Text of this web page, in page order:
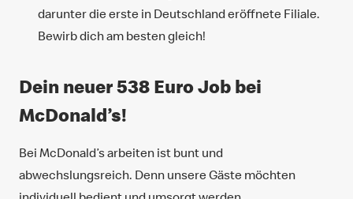
darunter die erste in Deutschland eröffnete Filiale.
Bewirb dich am besten gleich!
Dein neuer 538 Euro Job bei
McDonald’s!
Bei McDonald’s arbeiten ist bunt und
abwechslungsreich. Denn unsere Gäste möchten